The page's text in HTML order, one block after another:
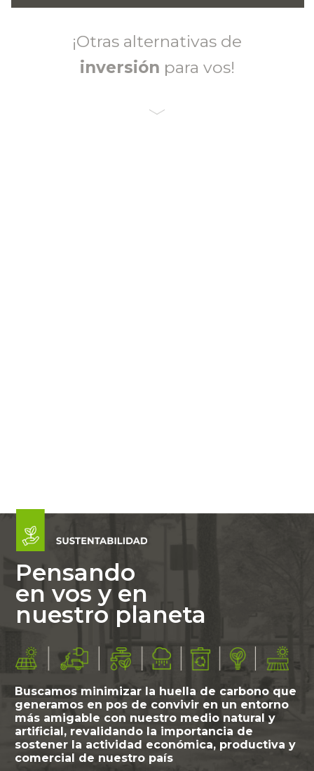
¡Otras alternativas de
inversión para vos!
Pensando
en vos y en
nuestro planeta
Buscamos minimizar la huella de carbono que
generamos en pos de convivir en un entorno
más amigable con nuestro medio natural y
artificial, revalidando la importancia de
sostener la actividad económica, productiva y
comercial de nuestro país